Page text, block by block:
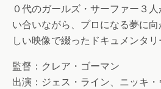
０代のガールズ・サーファー３
い合いながら、プロになる夢に
しい映像で綴ったドキュメンタリ
監督：クレア・ゴーマン
出演：ジェス・ライン、ニッキ